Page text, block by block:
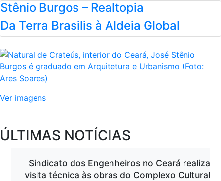
Stênio Burgos – Realtopia
Da Terra Brasilis à Aldeia Global
Ver imagens
ÚLTIMAS NOTÍCIAS
Sindicato dos Engenheiros no Ceará realiza
visita técnica às obras do Complexo Cultural